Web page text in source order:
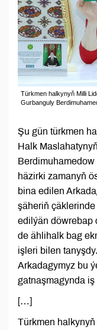
Türkmen halkynyň Milli
Gurbanguly
Şu gün türkmen
Halk
häzirki zamanyň
bina edilen
şäheriň
edilýän döwrebap
de ählihalk bag
işleri bilen
Arkadagymyz bu
gatnaşmagynda
[…]
Türkmen